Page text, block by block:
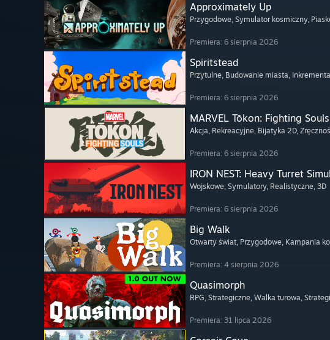
Approximately Up
Przygodowe, Symulator kosmiczny,
Premiera: 6 sierpnia 2026
Spiritstead
Przytulne, Budowanie miasta,
Premiera: 6 sierpnia 2026
MARVEL Tōkon: Fighting Souls
Akcja, Rekreacyjne, Bijatyka 2D,
Premiera: 6 sierpnia 2026
IRON NEST: Heavy Turret
Wojskowe, Symulatory, Realistyczne, 3D
Premiera: 6 sierpnia 2026
Big Walk
Otwarty świat, Przygodowe, Kampania
Premiera: 4 sierpnia 2026
Quasimorph
RPG, Strategiczne, Walka turowa,
Premiera: 31 lipca 2026